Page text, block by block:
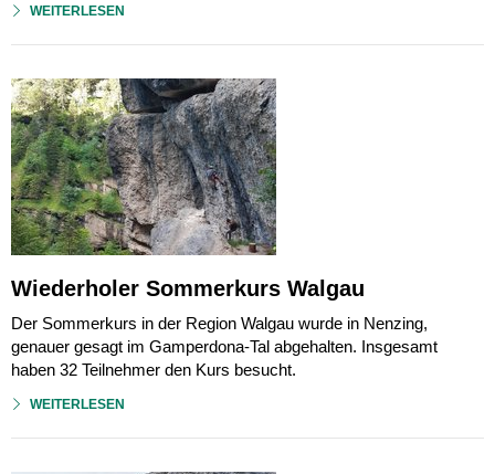
WEITERLESEN
Wiederholer Sommerkurs Walgau
Der Sommerkurs in der Region Walgau wurde in Nenzing,
genauer gesagt im Gamperdona-Tal abgehalten. Insgesamt
haben 32 Teilnehmer den Kurs besucht.
WEITERLESEN